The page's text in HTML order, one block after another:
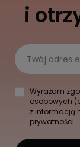
i
Twój adres
Wyrażam
osobowych
z informacją
prywatności.